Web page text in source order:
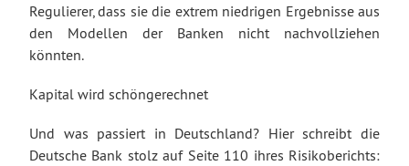
Regulierer, dass sie die extrem niedrigen Ergebnisse aus
den Modellen der Banken nicht nachvollziehen
könnten.
Kapital wird schöngerechnet
Und was passiert in Deutschland? Hier schreibt die
Deutsche Bank stolz auf Seite 110 ihres Risikoberichts: